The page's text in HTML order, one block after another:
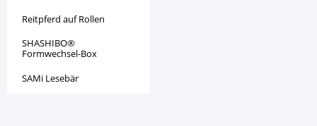
Reitpferd auf Rollen
SHASHIBO®
Formwechsel-Box
SAMi Lesebär